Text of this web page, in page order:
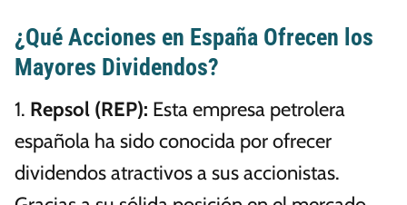
¿Qué Acciones en España Ofrecen los
Mayores Dividendos?
1. Repsol (REP): Esta empresa petrolera
española ha sido conocida por ofrecer
dividendos atractivos a sus accionistas.